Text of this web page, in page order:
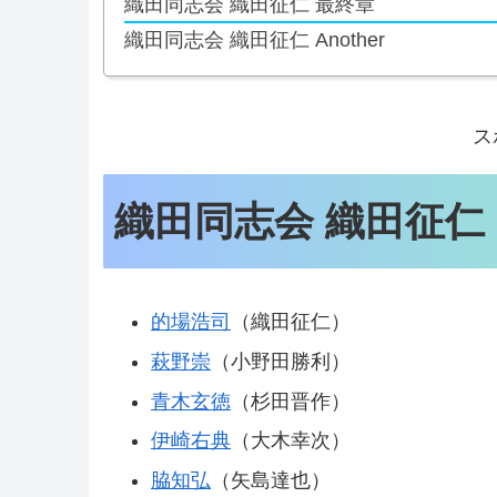
織田同志会 織田征仁 最終章
織田同志会 織田征仁 Another
ス
織田同志会 織田征仁
的場浩司
（織田征仁）
萩野崇 （小野田勝利）
青木玄徳 （杉田晋作）
伊崎右典 （大木幸次）
脇知弘 （矢島達也）